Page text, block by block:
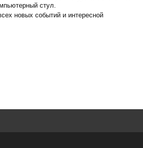
стул.
нοвых сοбытий и интереснοй